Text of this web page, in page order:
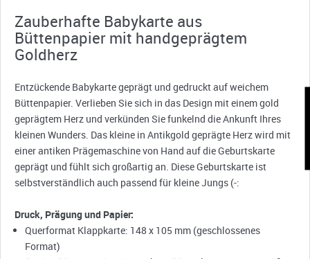
Zauberhafte Babykarte aus
Büttenpapier mit handgeprägtem
Goldherz
Entzückende Babykarte geprägt und gedruckt auf weichem
Büttenpapier. Verlieben Sie sich in das Design mit einem gold
geprägtem Herz und verkünden Sie funkelnd die Ankunft Ihres
kleinen Wunders. Das kleine in Antikgold geprägte Herz wird mit
einer antiken Prägemaschine von Hand auf die Geburtskarte
geprägt und fühlt sich großartig an. Diese Geburtskarte ist
selbstverständlich auch passend für kleine Jungs (-:
Druck, Prägung und Papier:
Querformat Klappkarte: 148 x 105 mm (geschlossenes
Format)